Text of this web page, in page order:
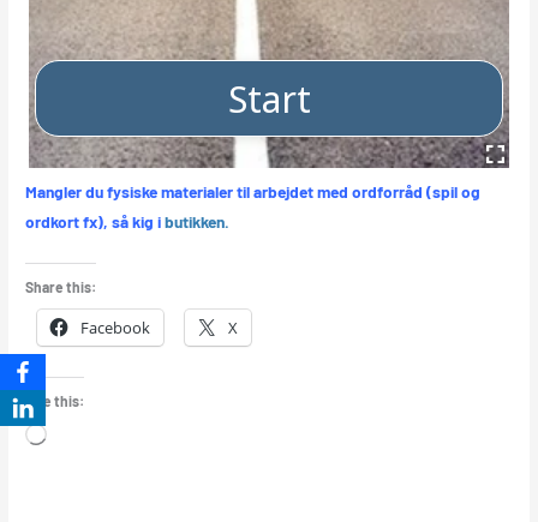
Mangler du fysiske materialer til arbejdet med ordforråd (spil og
ordkort fx), så kig ibutikken.
Share this:
Facebook X
Like this:
Loading…